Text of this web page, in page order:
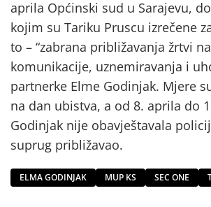
aprila Općinski sud u Sarajevu,
kojim su Tariku Pruscu izrečene
to – “zabrana približavanja žrtvi
komunikacije, uznemiravanja i
partnerke Elme Godinjak. Mjere
na dan ubistva, a od 8. aprila do
Godinjak nije obavještavala
suprug približavao.
ELMA GODINJAK MUP KS SEC ONE